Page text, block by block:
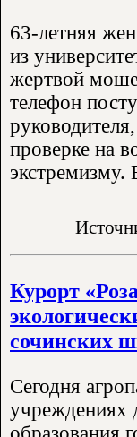
63-летняя
из
жертвой
телефон
проверке на
экстремизму.
Курорт
сочинских
Сегодня
учреждениях